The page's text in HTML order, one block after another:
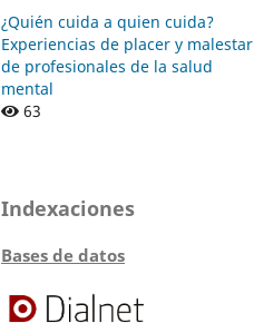
¿Quién cuida a quien cuida?
Experiencias de placer y malestar
de profesionales de la salud
mental
63
Indexaciones
Bases de datos